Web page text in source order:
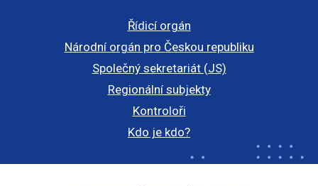
Řídicí orgán
Národní orgán pro Českou republiku
Společný sekretariát (JS)
Regionální subjekty
Kontroloři
Kdo je kdo?